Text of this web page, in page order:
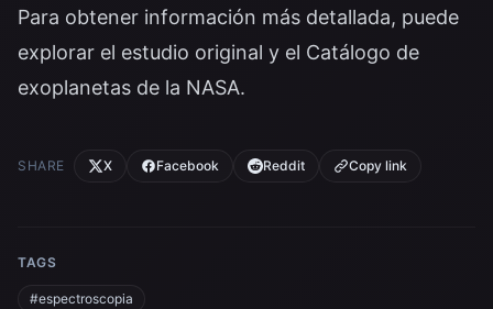
Para obtener información más detallada, puede
explorar el estudio original y el Catálogo de
exoplanetas de la NASA.
SHARE X Facebook Reddit Copy link
TAGS
#espectroscopia